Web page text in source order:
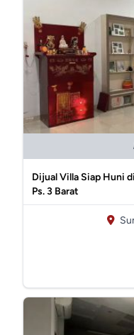
Dijual Villa Siap Huni
Ps. 3 Barat